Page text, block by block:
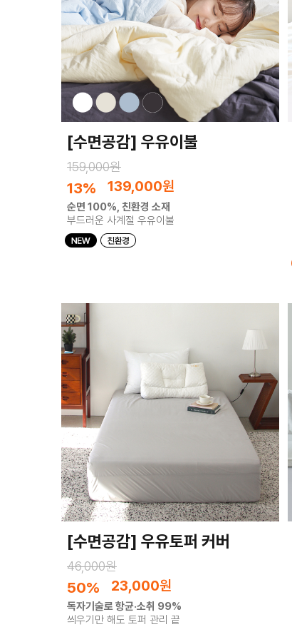
[수면공감] 우유이불
159,000원
13% 139,000원
순면 100%, 친환경 소재
부드러운 사계절 우유이불
[수면공감] 우유토퍼 커버
46,000원
50% 23,000원
독자기술로 항균·소취 99%
씌우기만 해도 토퍼 관리 끝